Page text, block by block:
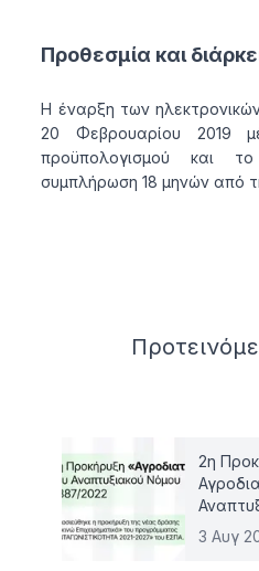
Προθεσμία και
Η έναρξη των
20 Φεβρουαρίου 2019
προϋπολογισμού και
συμπλήρωση 18 μηνών από
2η
4887/
3 Αυγ